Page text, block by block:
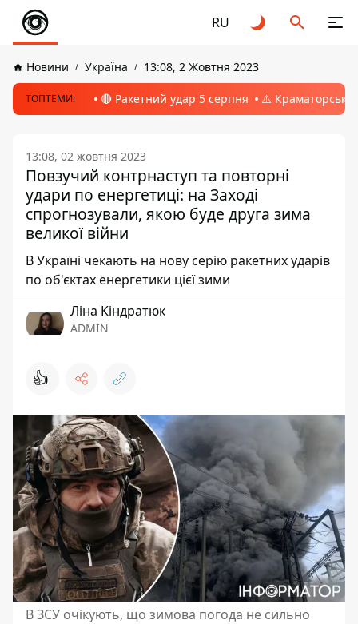
RU
Новини Україна 13:08, 2 Жовтня 2023
ТОПТЕМИ: 🔴 Ракетний удар 5 серпня ⚠️ Краматорськ,
13:08, 02 жовтня 2023
Повзучий контрнаступ та повторні
удари по енергетиці: на Заході
спрогнозували, якою буде друга зима
великої війни
В Україні чекають на нову серію ракетних ударів
по об'єктах енергетики цієї зими
Ліна Кіндратюк
ADMIN
👍
В ЗСУ очікують, що зимова погода не сильно